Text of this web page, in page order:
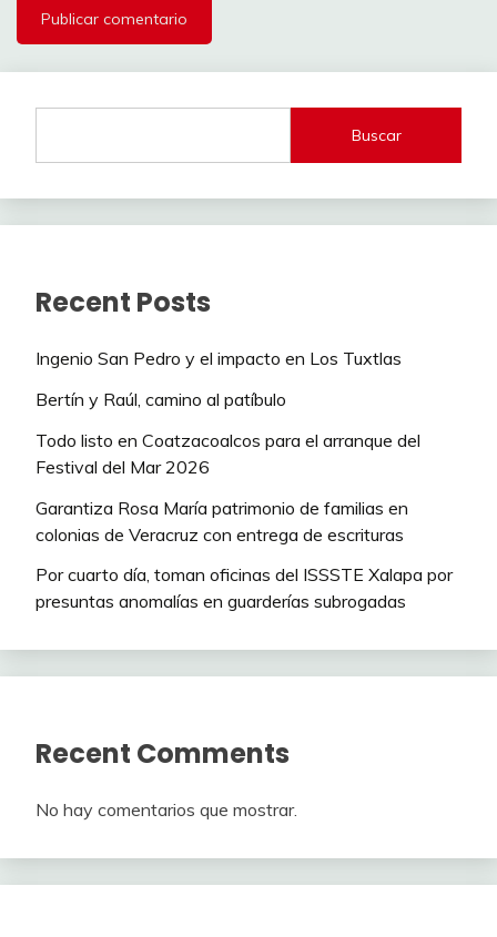
Buscar
Recent Posts
Ingenio San Pedro y el impacto en Los Tuxtlas
Bertín y Raúl, camino al patíbulo
Todo listo en Coatzacoalcos para el arranque del
Festival del Mar 2026
Garantiza Rosa María patrimonio de familias en
colonias de Veracruz con entrega de escrituras
Por cuarto día, toman oficinas del ISSSTE Xalapa por
presuntas anomalías en guarderías subrogadas
Recent Comments
No hay comentarios que mostrar.